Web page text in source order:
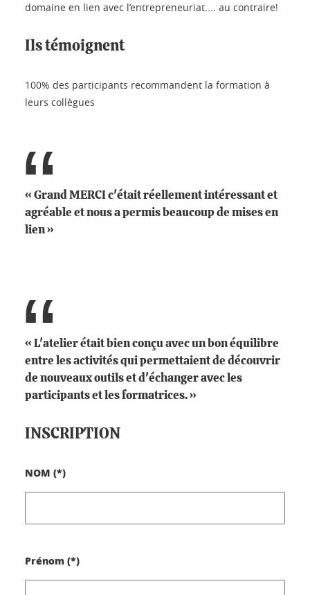
domaine en lien avec l’entrepreneuriat.... au contraire!
Ils témoignent
100% des participants recommandent la formation à
leurs collègues
« Grand MERCI c'était réellement intéressant et
agréable et nous a permis beaucoup de mises en
lien »
« L'atelier était bien conçu avec un bon équilibre
entre les activités qui permettaient de découvrir
de nouveaux outils et d'échanger avec les
participants et les formatrices. »
INSCRIPTION
NOM (*)
Prénom (*)